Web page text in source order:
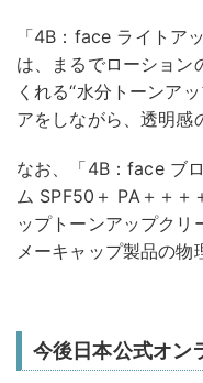
「4B：face ライトア
は、まるでローション
くれる“水分トーンア
アをしながら、透明感
なお、「4B：face ブ
ム SPF50＋ PA＋＋
ップトーンアップクリ
メーキャップ製品の物
今後日本公式オン